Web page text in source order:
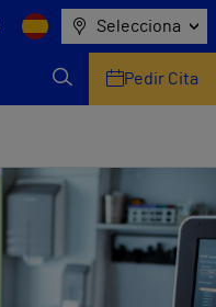
Selecciona
Pedir Cita